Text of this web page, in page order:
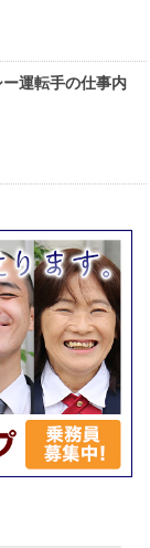
運転手の仕事内